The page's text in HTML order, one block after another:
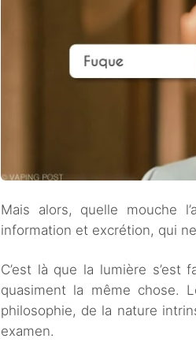
Mais alors, quelle mouche
information et excrétion, qui
C’est là que la lumière s’est
quasiment la même chose.
philosophie, de la nature
examen.